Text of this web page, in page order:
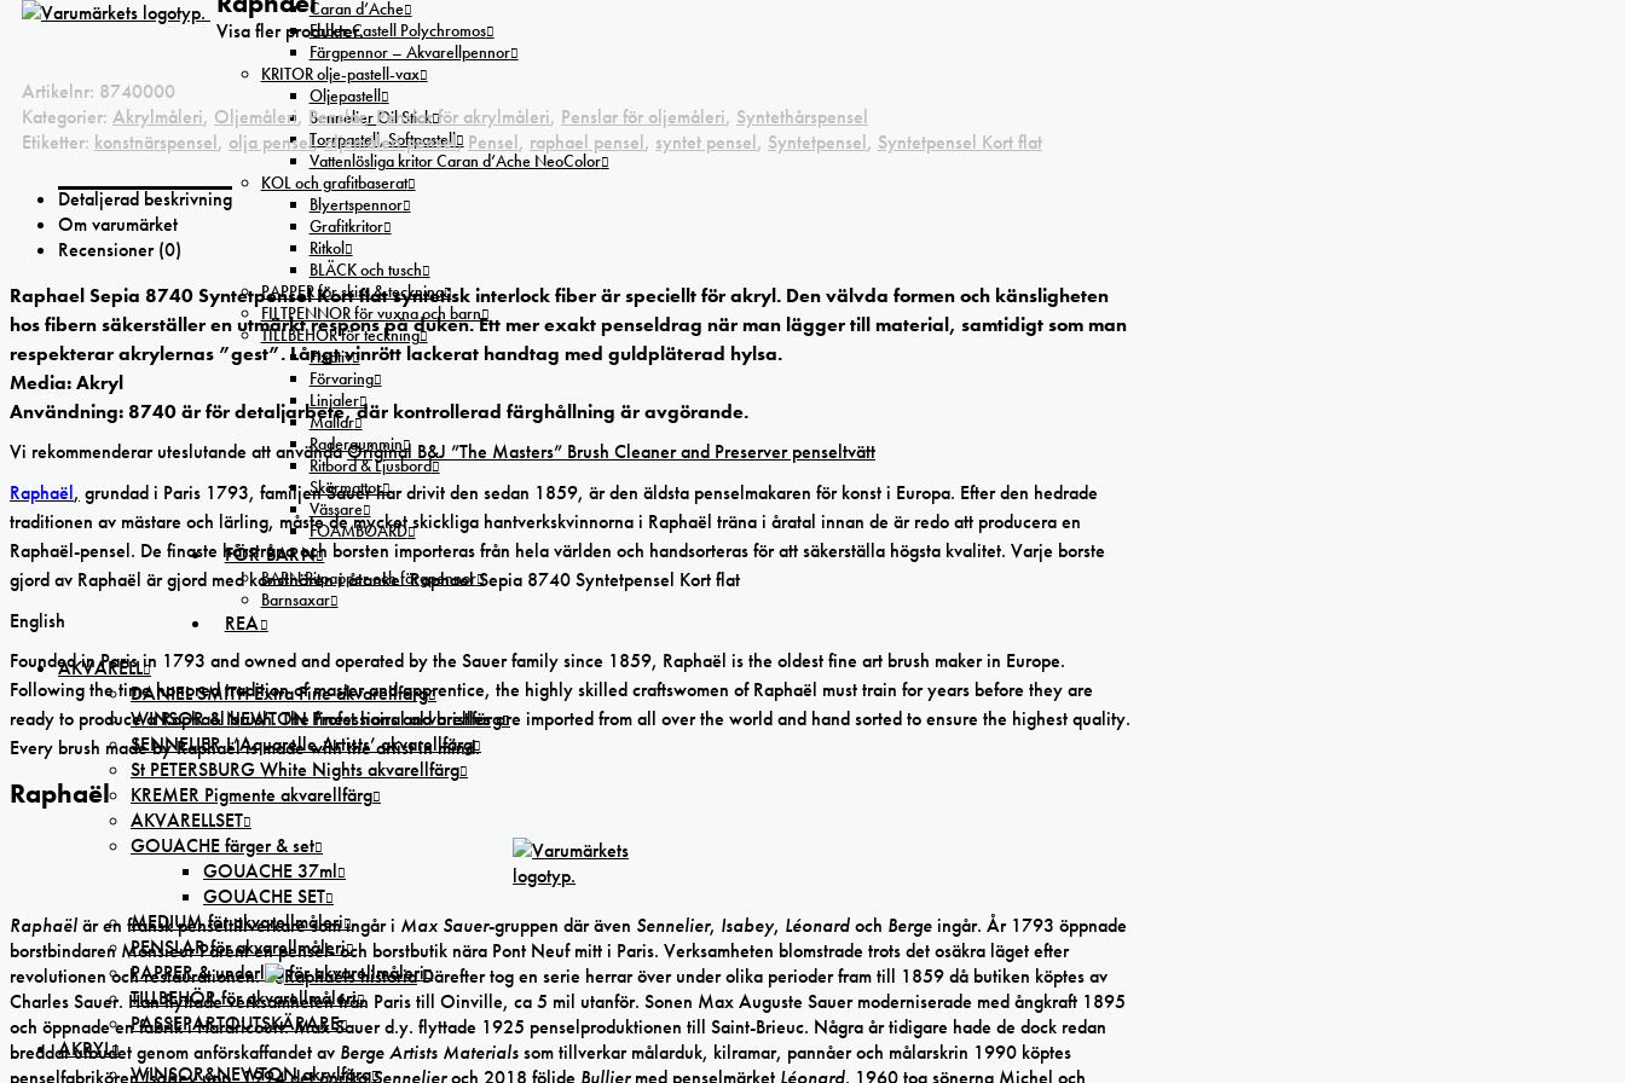
Caran d’Ache
Faber Castell Polychromos
Färgpennor – Akvarellpennor
KRITOR olje-pastell-vax
Oljepastell
Sennelier Oil Stick
Torrpastell, Softpastell
Vattenlösliga kritor Caran d’Ache NeoColor
KOL och grafitbaserat
Blyertspennor
Grafitkritor
Ritkol
BLÄCK och tusch
PAPPER för skiss & teckning
FILTPENNOR för vuxna och barn
TILLBEHÖR för teckning
Fixativ
Förvaring
Linjaler
Mallar
Radergummin
Ritbord & Ljusbord
Skärmattor
Vässare
FOAMBOARD
FÖR BARN
BARN Ritpapper och färgpennor
Barnsaxar
REA
AKVARELL
DANIEL SMITH Extra Fine akvarellfärg
WINSOR & NEWTON Professional akvarellfärg
SENNELIER L’Aquarelle Artists’ akvarellfärg
St PETERSBURG White Nights akvarellfärg
KREMER Pigmente akvarellfärg
AKVARELLSET
GOUACHE färger & set
GOUACHE 37ml
GOUACHE SET
MEDIUM för akvarellmåleri
PENSLAR för akvarellmåleri
PAPPER & underlag för akvarellmåleri
TILLBEHÖR för akvarellmåleri
PASSEPARTOUTSKÄRARE
AKRYL
WINSOR&NEWTON akrylfärg
Visa fler produkter.
Artikelnr: 8740000
Kategorier: Akrylmåleri, Oljemåleri, Penslar,Penslar för akrylmåleri, Penslar för oljemåleri, Syntethårspensel
Etiketter: konstnärspensel, olja pensel,oljemåleri pensel,Pensel, raphael pensel, syntet pensel, Syntetpensel, Syntetpensel Kort flat
Detaljerad beskrivning
Om varumärket
Recensioner (0)
Raphael Sepia 8740 Syntetpensel Kort flat syntetisk interlock fiber är speciellt för akryl. Den välvda formen och känsligheten
hos fibern säkerställer en utmärkt respons på duken. Ett mer exakt penseldrag när man lägger till material, samtidigt som man
respekterar akrylernas ”gest”. Långt vinrött lackerat handtag med guldpläterad hylsa.
Media: Akryl
Användning: 8740 är för detaljarbete, där kontrollerad färghållning är avgörande.
Vi rekommenderar uteslutande att användaOriginal B&J ”The Masters” Brush Cleaner and Preserver penseltvätt
Raphaël, grundad i Paris 1793, familjen Sauer har drivit den sedan 1859, är den äldsta penselmakaren för konst i Europa. Efter den hedrade
traditionen av mästare och lärling, måste de mycket skickliga hantverkskvinnorna i Raphaël träna i åratal innan de är redo att producera en
Raphaël-pensel. De finaste hårstråna och borsten importeras från hela världen och handsorteras för att säkerställa högsta kvalitet. Varje borste
gjord av Raphaël är gjord med konstnären i åtanke. Raphael Sepia 8740 Syntetpensel Kort flat
English
Founded in Paris in 1793 and owned and operated by the Sauer family since 1859, Raphaël is the oldest fine art brush maker in Europe.
Following the time honored tradition of master and apprentice, the highly skilled craftswomen of Raphaël must train for years before they are
ready to produce a Raphaël brush. The finest hairs and bristles are imported from all over the world and hand sorted to ensure the highest quality.
Every brush made by Raphaël is made with the artist in mind.
Raphaël
Raphaëlär en fransk penseltillverkare som ingår i Max Sauer-gruppen där även Sennelier, Isabey, Léonardoch Bergeingår. År 1793 öppnade
borstbindaren Monsieur Parent en pensel- och borstbutik nära Pont Neuf mitt i Paris. Verksamheten blomstrade trots det osäkra läget efter
revolutionen och restaurationen.
Därefter tog en serie herrar över under olika perioder fram till 1859 då butiken köptes av
Charles Sauer. Han flyttade verksamheten från Paris till Oinville, ca 5 mil utanför. Sonen Max Auguste Sauer moderniserade med ångkraft 1895
och öppnade en fabrik i Hardricourt. Max Sauer d.y. flyttade 1925 penselproduktionen till Saint-Brieuc. Några år tidigare hade de dock redan
breddat utbudet genom anförskaffandet av Berge Artists Materialssom tillverkar målarduk, kilramar, pannåer och målarskrin 1990 köptes
penselfabrikörenIsabeyupp, 1994 det anrikaSennelieroch 2018 följde Bulliermed penselmärket Léonard. 1960 tog sönerna Michel och